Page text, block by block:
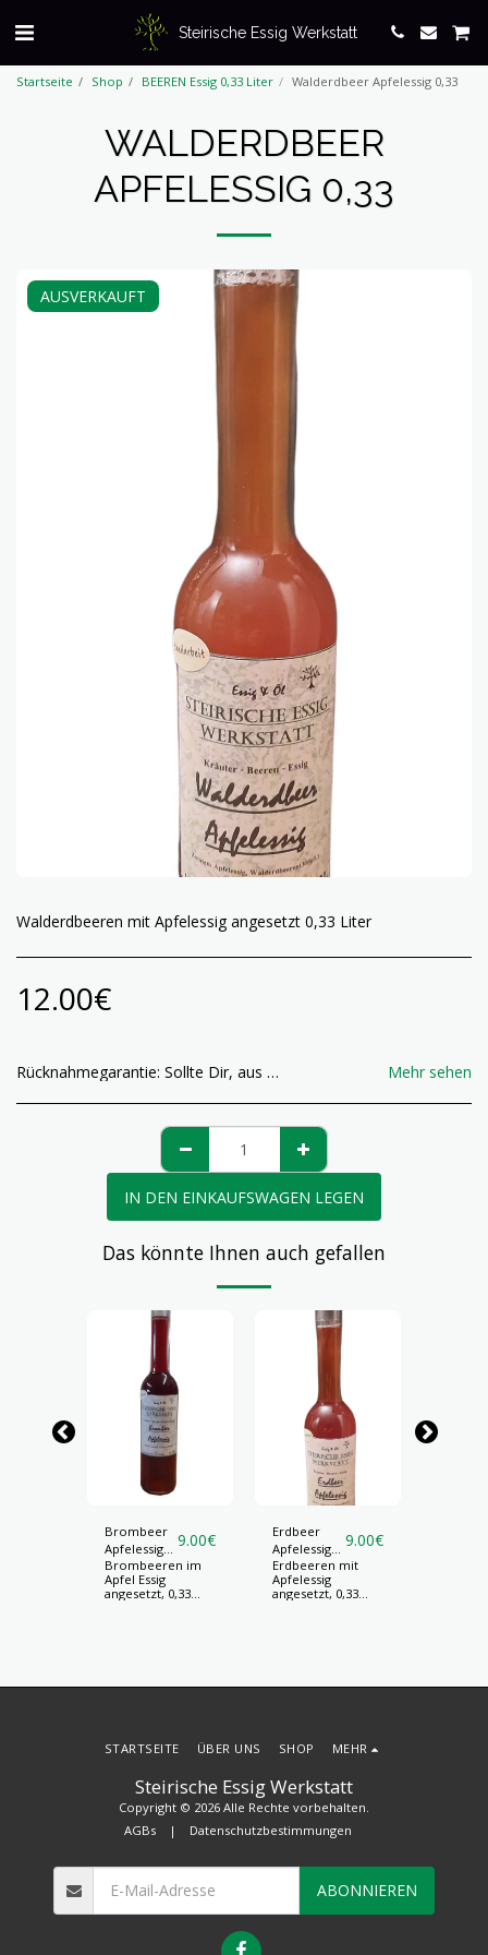
Steirische Essig Werkstatt
Startseite Shop BEEREN Essig 0,33 Liter Walderdbeer Apfelessig 0,33
WALDERDBEER
APFELESSIG 0,33
AUSVERKAUFT
Walderdbeeren mit Apfelessig angesetzt 0,33 Liter
12.00€
Rücknahmegarantie: Sollte Dir, aus welchem Grund auch immer, der gekaufte Essig, oder das Gewürz oder die Essig Box nicht gefallen, so hast du das Recht , dieses Produkt, innerhalb von 14 Tagen, an uns zu retournieren, sofern das Produkt noch ungeöffnet ist! Der Kaufpreis wird nach einlangen der retournierten Ware umgehenst zurückerstattet! Die Portokosten werden vom Käufer bezahlt! Mehr sehen
IN DEN EINKAUFSWAGEN LEGEN
Das könnte Ihnen auch gefallen
Brombeer
Apfelessig
0,33
9.00€
Brombeeren im
Apfel Essig
angesetzt, 0,33
Erdbeer
Apfelessig
0,33
9.00€
Erdbeeren mit
Apfelessig
angesetzt, 0,33
Steirische Essig Werkstatt
Copyright © 2026 Alle Rechte vorbehalten.
AGBs| Datenschutzbestimmungen
STARTSEITE ÜBER UNS SHOP MEHR
ABONNIEREN